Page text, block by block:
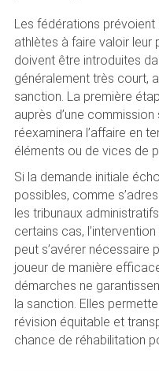
Les fédérations prévoient
athlètes à faire valoir leur
doivent être introduites
généralement très court,
sanction. La première
auprès d’une
réexaminera l’affaire en
éléments ou de vices de
Si la demande initiale
possibles, comme
les tribunaux
certains cas, l’intervention
peut s’avérer nécessaire
joueur de manière
démarches ne
la sanction. Elles
révision équitable et
chance de réhabilitation